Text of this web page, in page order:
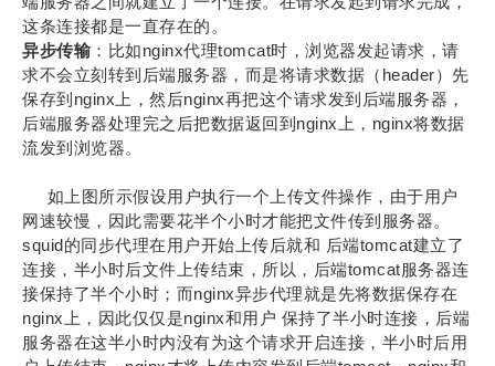
这条连接都是一直存在的。
异步传输 ：比如nginx代理tomcat时，浏览器发起请求，请
求不会立刻转到后端服务器，而是将请求数据（header）先
保存到nginx上，然后nginx再把这个请求发到后端服务器，
后端服务器处理完之后把数据返回到nginx上，nginx将数据
流发到浏览器。
如上图所示假设用户执行一个上传文件操作，由于用户
网速较慢，因此需要花半个小时才能把文件传到服务器。
squid的同步代理在用户开始上传后就和 后端tomcat建立了
连接，半小时后文件上传结束，所以，后端tomcat服务器连
接保持了半个小时；而nginx异步代理就是先将数据保存在
nginx上，因此仅仅是nginx和用户 保持了半小时连接，后端
服务器在这半小时内没有为这个请求开启连接，半小时后用